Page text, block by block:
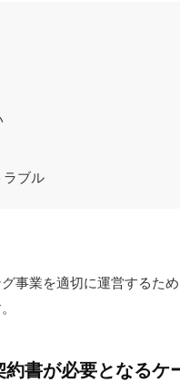
ラブル
事業を適切に運営するた
書が必要となるケ